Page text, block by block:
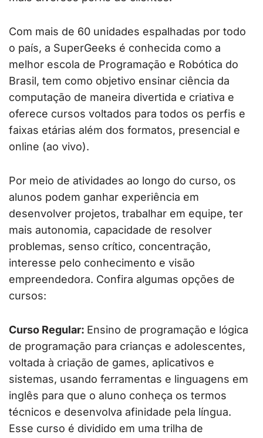
Com mais de 60 unidades espalhadas por todo
o país, a SuperGeeks é conhecida como a
melhor escola de Programação e Robótica do
Brasil, tem como objetivo ensinar ciência da
computação de maneira divertida e criativa e
oferece cursos voltados para todos os perfis e
faixas etárias além dos formatos, presencial e
online (ao vivo).
Por meio de atividades ao longo do curso, os
alunos podem ganhar experiência em
desenvolver projetos, trabalhar em equipe, ter
mais autonomia, capacidade de resolver
problemas, senso crítico, concentração,
interesse pelo conhecimento e visão
empreendedora. Confira algumas opções de
cursos:
Curso Regular: Ensino de programação e lógica
de programação para crianças e adolescentes,
voltada à criação de games, aplicativos e
sistemas, usando ferramentas e linguagens em
inglês para que o aluno conheça os termos
técnicos e desenvolva afinidade pela língua.
Esse curso é dividido em uma trilha de